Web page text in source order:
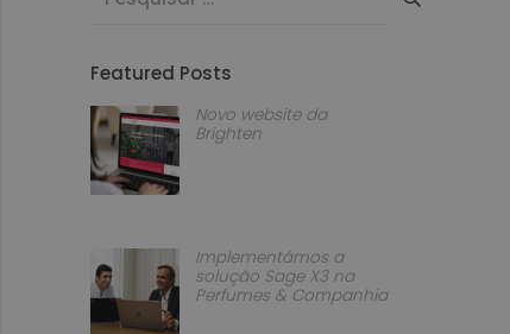
Featured Posts
Novo website da
Brighten
Implementámos a
solução Sage X3 na
Perfumes & Companhia